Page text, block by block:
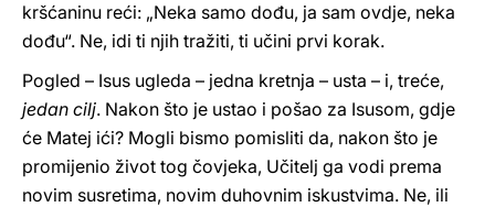
kršćaninu reći: „Neka samo dođu, ja sam ovdje, neka
dođu“. Ne, idi ti njih tražiti, ti učini prvi korak.
Pogled – Isus ugleda – jedna kretnja – usta – i, treće,
jedan cilj. Nakon što je ustao i pošao za Isusom, gdje
će Matej ići? Mogli bismo pomisliti da, nakon što je
promijenio život tog čovjeka, Učitelj ga vodi prema
novim susretima, novim duhovnim iskustvima. Ne, ili